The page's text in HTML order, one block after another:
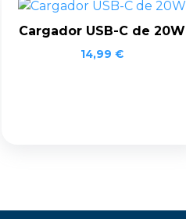
Cargador USB-C de 20W
14,99 €